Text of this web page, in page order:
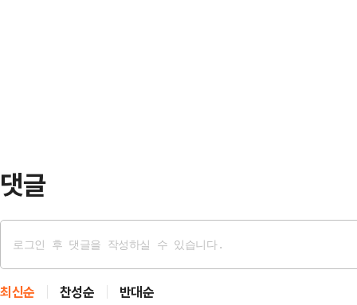
댓글
최신순 찬성순 반대순